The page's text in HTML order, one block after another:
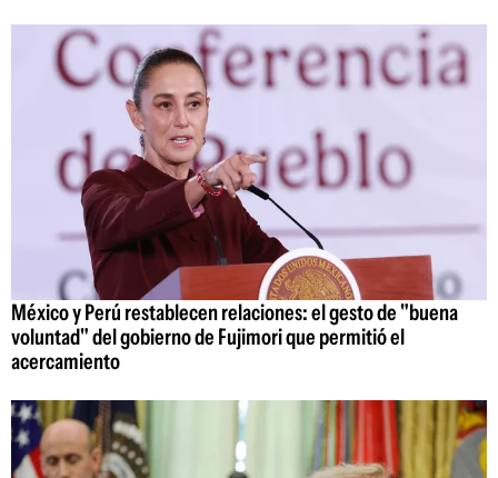
México y Perú restablecen relaciones: el gesto de "buena
voluntad" del gobierno de Fujimori que permitió el
acercamiento